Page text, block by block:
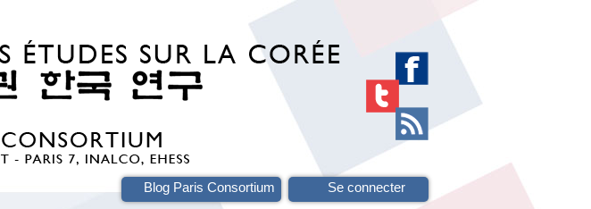
Blog Paris Consortium Se connecter